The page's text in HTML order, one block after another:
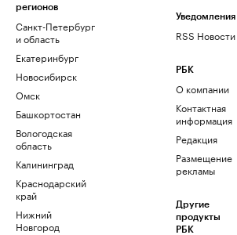
регионов
Санкт-Петербург
и область
Екатеринбург
Новосибирск
Омск
Башкортостан
Вологодская
область
Калининград
Краснодарский
край
Нижний
Новгород
Уведомления
RSS Новости
РБК
О компании
Контактная
информация
Редакция
Размещение
рекламы
Другие
продукты
РБК